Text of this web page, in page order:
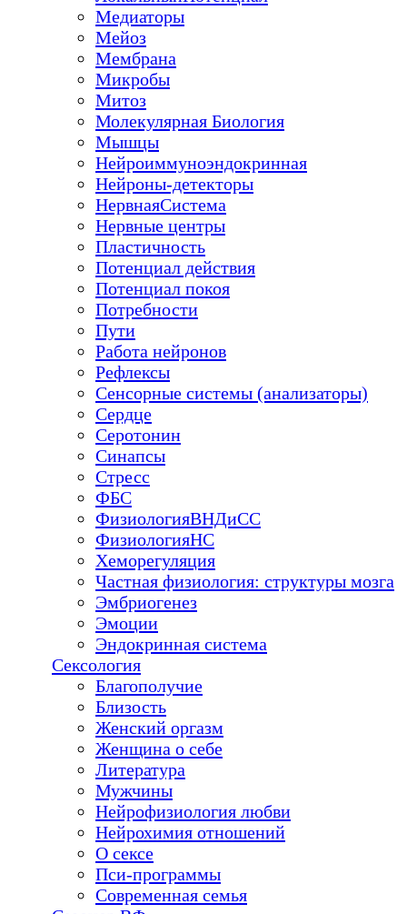
Медиаторы
Мейоз
Мембрана
Микробы
Митоз
Молекулярная Биология
Мышцы
Нейроиммуноэндокринная
Нейроны-детекторы
НервнаяСистема
Нервные центры
Пластичность
Потенциал действия
Потенциал покоя
Потребности
Пути
Работа нейронов
Рефлексы
Сенсорные системы (анализаторы)
Сердце
Серотонин
Синапсы
Стресс
ФБС
ФизиологияВНДиСС
ФизиологияНС
Хеморегуляция
Частная физиология: структуры мозга
Эмбриогенез
Эмоции
Эндокринная система
Сексология
Благополучие
Близость
Женский оргазм
Женщина о себе
Литература
Мужчины
Нейрофизиология любви
Нейрохимия отношений
О сексе
Пси-программы
Современная семья